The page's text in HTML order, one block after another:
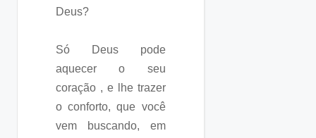
Deus?
Só Deus pode
aquecer o seu
coração , e lhe trazer
o conforto, que você
vem buscando, em